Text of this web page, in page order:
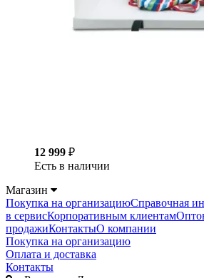
12 999 ₽
Есть в наличии
Магазин
Покупка на организациюСправочная
в сервисКорпоративным клиентам
продажиКонтактыО компании
Покупка на организацию
Оплата и доставка
Контакты